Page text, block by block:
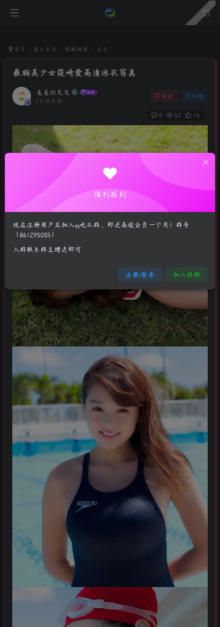
首页 真人系列 制服诱惑 正文
最胸美少女筱崎爱高清泳衣写真
羞羞的兔兔
3年前更新
关注 私信
0 52 15
福利报到
现在注册用户且加入qq吃瓜群，即送高级会员一个月！群号
（861295035）
入群联系群主赠送即可
注册/登录 加入群聊